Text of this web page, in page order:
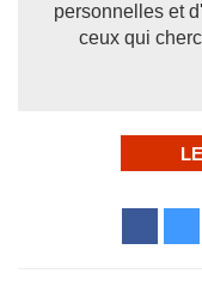
personnelles et
ceux qui